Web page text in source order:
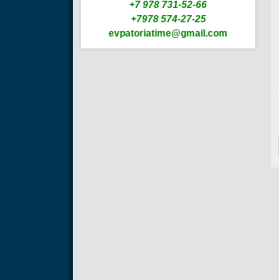
+7 978 731-52-66
+7978 574-27-25
evpatoriatime@gmail.com